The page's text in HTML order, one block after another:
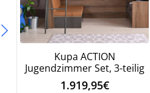
Kupa ACTION
Jugendzimmer Set, 3-teilig
1.919,95€